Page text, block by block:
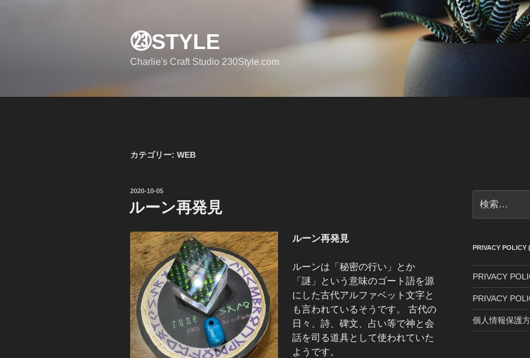
㉓STYLE
Charlie's Craft Studio 230Style.com
カテゴリー: WEB
投
稿
日:
2020-10-05
ルーン再発見
ルーン再発見
ルーンは「秘密の行い」とか
「謎」という意味のゴート語を源
にした古代アルファベット文字と
も言われているそうです。 古代の
日々、詩、碑文、占い等で神と会
話を司る道具として使われていた
ようです。
索:
PRIVACY POLICY
PRIVACY
PRIVACY
個人情報保護